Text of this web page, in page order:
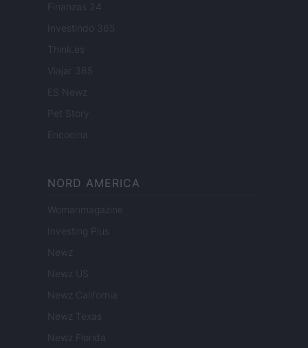
Finanzas 24
Investindo 365
Think.es
Viajar 365
ES Newz
Pet Story
Encocina
NORD AMERICA
Womanmagazine
Investing Plus
Newz
Newz US
Newz California
Newz Texas
Newz Florida